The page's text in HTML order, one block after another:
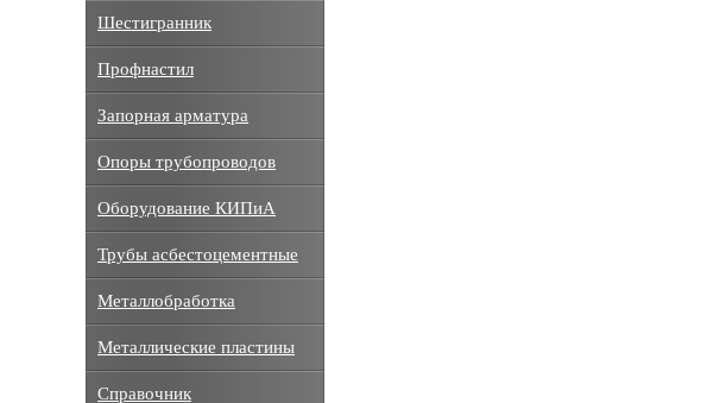
Шестигранник
Профнастил
Запорная арматура
Опоры трубопроводов
Оборудование КИПиА
Трубы асбестоцементные
Металлобработка
Металлические пластины
Справочник